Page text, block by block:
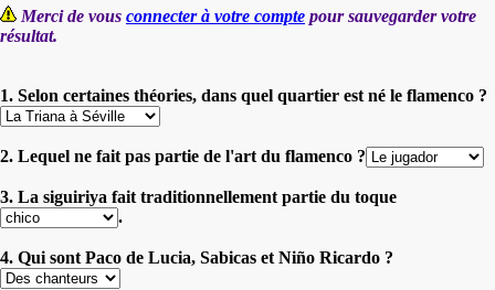
Merci de vous connecter à votre compte pour sauvegarder votre
résultat.
1. Selon certaines théories, dans quel quartier est né le flamenco ?
2. Lequel ne fait pas partie de l'art du flamenco ?
3. La siguiriya fait traditionnellement partie du toque
.
4. Qui sont Paco de Lucia, Sabicas et Niño Ricardo ?